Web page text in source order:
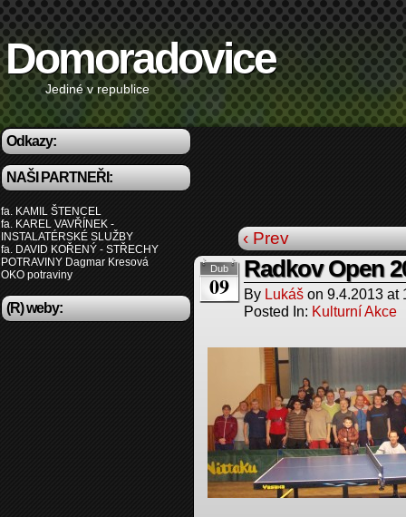
Domoradovice
Jediné v republice
Odkazy:
NAŠI PARTNEŘI:
fa. KAMIL ŠTENCEL
fa. KAREL VAVŘÍNEK -
INSTALATÉRSKÉ SLUŽBY
fa. DAVID KOŘENÝ - STŘECHY
POTRAVINY Dagmar Kresová
OKO potraviny
(R) weby:
‹ Prev
Dub
09
Radkov Open
By Lukáš on 9.4.2013 at
Posted In: Kulturní Akce